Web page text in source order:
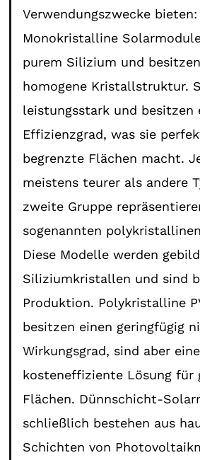
Verwendungszwecke bieten:
Monokristalline
purem Silizium und
homogene Kristallstruktur.
leistungsstark und besitzen
Effizienzgrad, was sie
begrenzte Flächen macht.
meistens teurer als andere
zweite Gruppe
sogenannten
Diese Modelle werden
Siliziumkristallen und sind
Produktion. Polykristalline
besitzen einen geringfügig
Wirkungsgrad, sind aber eine
kosteneffiziente Lösung für
Flächen. Dünnschicht-
schließlich bestehen aus
Schichten von